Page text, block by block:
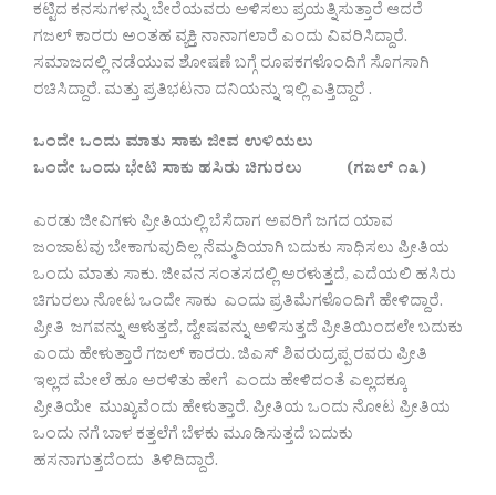
ಕಟ್ಟಿದ ಕನಸುಗಳನ್ನು ಬೇರೆಯವರು ಅಳಿಸಲು ಪ್ರಯತ್ನಿಸುತ್ತಾರೆ ಆದರೆ
ಗಜಲ್ ಕಾರರು ಅಂತಹ ವ್ಯಕ್ತಿ ನಾನಾಗಲಾರೆ ಎಂದು ವಿವರಿಸಿದ್ದಾರೆ.
ಸಮಾಜದಲ್ಲಿ ನಡೆಯುವ ಶೋಷಣೆ ಬಗ್ಗೆ ರೂಪಕಗಳೊಂದಿಗೆ ಸೊಗಸಾಗಿ
ರಚಿಸಿದ್ದಾರೆ. ಮತ್ತು ಪ್ರತಿಭಟನಾ ದನಿಯನ್ನು ಇಲ್ಲಿ ಎತ್ತಿದ್ದಾರೆ .
ಒಂದೇ ಒಂದು ಮಾತು ಸಾಕು ಜೀವ ಉಳಿಯಲು
ಒಂದೇ ಒಂದು ಭೇಟಿ ಸಾಕು ಹಸಿರು ಚಿಗುರಲು (ಗಜಲ್ ೧೩)
ಎರಡು ಜೀವಿಗಳು ಪ್ರೀತಿಯಲ್ಲಿ ಬೆಸೆದಾಗ ಅವರಿಗೆ ಜಗದ ಯಾವ
ಜಂಜಾಟವು ಬೇಕಾಗುವುದಿಲ್ಲ ನೆಮ್ಮದಿಯಾಗಿ ಬದುಕು ಸಾಧಿಸಲು ಪ್ರೀತಿಯ
ಒಂದು ಮಾತು ಸಾಕು. ಜೀವನ ಸಂತಸದಲ್ಲಿ ಅರಳುತ್ತದೆ, ಎದೆಯಲಿ ಹಸಿರು
ಚಿಗುರಲು ನೋಟ ಒಂದೇ ಸಾಕು ಎಂದು ಪ್ರತಿಮೆಗಳೊಂದಿಗೆ ಹೇಳಿದ್ದಾರೆ.
ಪ್ರೀತಿ ಜಗವನ್ನು ಆಳುತ್ತದೆ, ದ್ವೇಷವನ್ನು ಅಳಿಸುತ್ತದೆ ಪ್ರೀತಿಯಿಂದಲೇ ಬದುಕು
ಎಂದು ಹೇಳುತ್ತಾರೆ ಗಜಲ್ ಕಾರರು. ಜಿಎಸ್ ಶಿವರುದ್ರಪ್ಪ ರವರು ಪ್ರೀತಿ
ಇಲ್ಲದ ಮೇಲೆ ಹೂ ಅರಳಿತು ಹೇಗೆ ಎಂದು ಹೇಳಿದಂತೆ ಎಲ್ಲದಕ್ಕೂ
ಪ್ರೀತಿಯೇ ಮುಖ್ಯವೆಂದು ಹೇಳುತ್ತಾರೆ. ಪ್ರೀತಿಯ ಒಂದು ನೋಟ ಪ್ರೀತಿಯ
ಒಂದು ನಗೆ ಬಾಳ ಕತ್ತಲೆಗೆ ಬೆಳಕು ಮೂಡಿಸುತ್ತದೆ ಬದುಕು
ಹಸನಾಗುತ್ತದೆಂದು ತಿಳಿದಿದ್ದಾರೆ.